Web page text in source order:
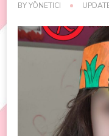
BYYÖNETICI